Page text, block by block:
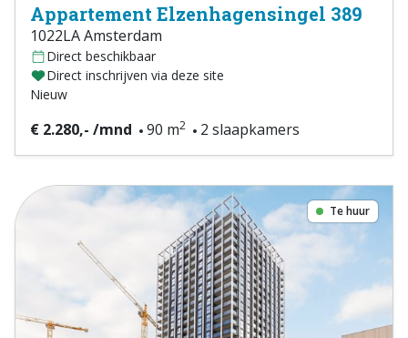
Appartement Elzenhagensingel 389
1022LA Amsterdam
Direct beschikbaar
Direct inschrijven via deze site
Nieuw
€ 2.280,- /mnd 90 m2 2 slaapkamers
Te huur